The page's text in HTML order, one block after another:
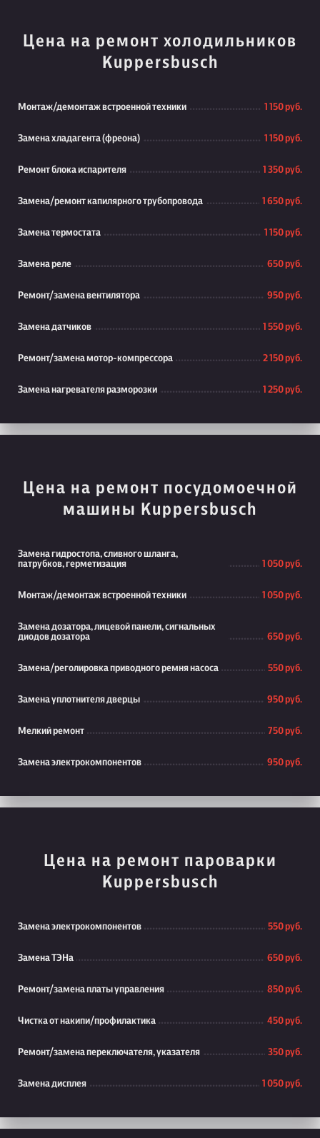
Цена на ремонт холодильников
Kuppersbusch
Монтаж/демонтаж встроенной техники 1 150 руб.
Замена хладагента (фреона) 1 150 руб.
Ремонт блока испарителя 1 350 руб.
Замена/ремонт капилярного трубопровода 1 650 руб.
Замена термостата 1 150 руб.
Замена реле 650 руб.
Ремонт/замена вентилятора 950 руб.
Замена датчиков 1 550 руб.
Ремонт/замена мотор-компрессора 2 150 руб.
Замена нагревателя разморозки 1 250 руб.
Цена на ремонт посудомоечной
машины Kuppersbusch
Замена гидростопа, сливного шланга,
патрубков, герметизация
1 050 руб.
Монтаж/демонтаж встроенной техники 1 050 руб.
Замена дозатора, лицевой панели, сигнальных
диодов дозатора
650 руб.
Замена/реголировка приводного ремня насоса 550 руб.
Замена уплотнителя дверцы 950 руб.
Мелкий ремонт 750 руб.
Замена электрокомпонентов 950 руб.
Цена на ремонт пароварки
Kuppersbusch
Замена электрокомпонентов 550 руб.
Замена ТЭНа 650 руб.
Ремонт/замена платы управления 850 руб.
Чистка от накипи/профилактика 450 руб.
Ремонт/замена переключателя, указателя 350 руб.
Замена дисплея 1 050 руб.